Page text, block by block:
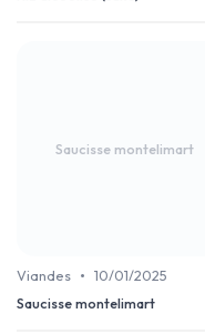
Saucisse montelimart
Viandes • 10/01/2025
Saucisse montelimart